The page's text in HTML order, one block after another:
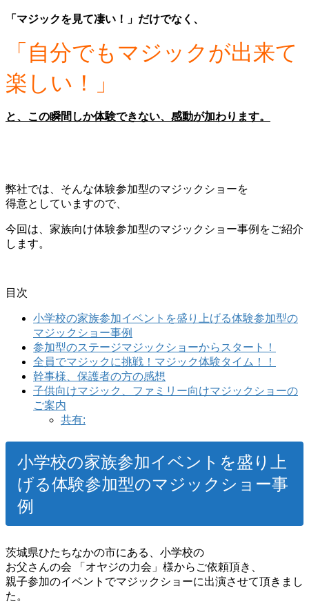
「マジックを見て凄い！」 だけでなく、
「自分でもマジックが出来て
楽しい！」
と、この瞬間しか体験できない、感動が加わります。
弊社では、そんな体験参加型のマジックショーを
得意としていますので、
今回は、家族向け体験参加型のマジックショー事例をご紹介
します。
目次
小学校の家族参加イベントを盛り上げる体験参加型の
マジックショー事例
参加型のステージマジックショーからスタート！
全員でマジックに挑戦！マジック体験タイム！！
幹事様、保護者の方の感想
子供向けマジック、ファミリー向けマジックショーの
ご案内
共有:
小学校の家族参加イベントを盛り上
げる体験参加型のマジックショー事
例
茨城県ひたちなかの市にある、小学校の
お父さんの会 「オヤジの力会」様からご依頼頂き、
親子参加のイベントでマジックショーに出演させて頂きまし
た。